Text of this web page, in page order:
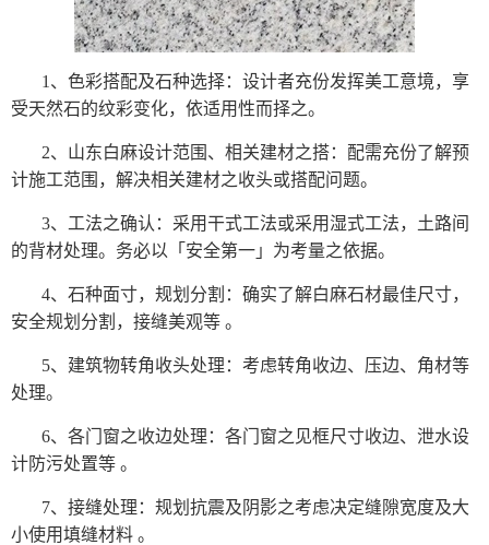
1、色彩搭配及石种选择：设计者充份发挥美工意境，享
受天然石的纹彩变化，依适用性而择之。
2、山东白麻设计范围、相关建材之搭：配需充份了解预
计施工范围，解决相关建材之收头或搭配问题。
3、工法之确认：采用干式工法或采用湿式工法，土路间
的背材处理。务必以「安全第一」为考量之依据。
4、石种面寸，规划分割：确实了解白麻石材最佳尺寸，
安全规划分割，接缝美观等 。
5、建筑物转角收头处理：考虑转角收边、压边、角材等
处理。
6、各门窗之收边处理：各门窗之见框尺寸收边、泄水设
计防污处置等 。
7、接缝处理：规划抗震及阴影之考虑决定缝隙宽度及大
小使用填缝材料 。